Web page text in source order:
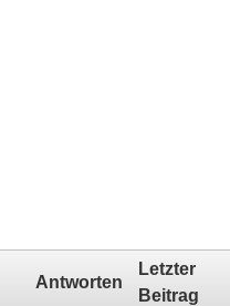
Antworten
Letzter
Beitrag